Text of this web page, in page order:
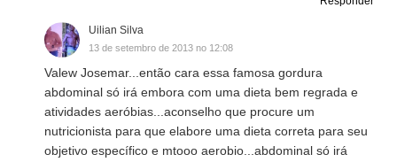
Uilian Silva
13 de setembro de 2013 no 12:08
Valew Josemar...então cara essa famosa gordura
abdominal só irá embora com uma dieta bem regrada e
atividades aeróbias...aconselho que procure um
nutricionista para que elabore uma dieta correta para seu
objetivo específico e mtooo aerobio...abdominal só irá